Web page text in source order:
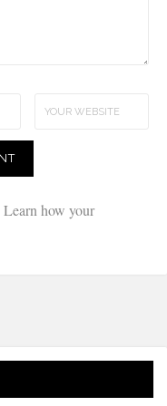
Learn how your